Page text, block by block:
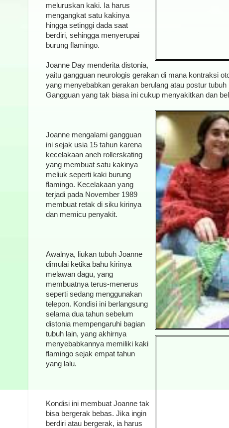
meluruskan kaki. Ia harus
mengangkat satu kakinya
hingga setinggi dada saat
berdiri, sehingga menyerupai
burung flamingo.
Joanne Day menderita distonia,
yaitu gangguan neurologis gerakan di mana kontraksi
yang menyebabkan gerakan berulang atau postur tubuh
Gangguan yang tak biasa ini cukup menyakitkan dan
Joanne mengalami gangguan
ini sejak usia 15 tahun karena
kecelakaan aneh rollerskating
yang membuat satu kakinya
meliuk seperti kaki burung
flamingo. Kecelakaan yang
terjadi pada November 1989
membuat retak di siku kirinya
dan memicu penyakit.
Awalnya, liukan tubuh Joanne
dimulai ketika bahu kirinya
melawan dagu, yang
membuatnya terus-menerus
seperti sedang menggunakan
telepon. Kondisi ini berlangsung
selama dua tahun sebelum
distonia mempengaruhi bagian
tubuh lain, yang akhirnya
menyebabkannya memiliki kaki
flamingo sejak empat tahun
yang lalu.
Kondisi ini membuat Joanne tak
bisa bergerak bebas. Jika ingin
berdiri atau bergerak, ia harus